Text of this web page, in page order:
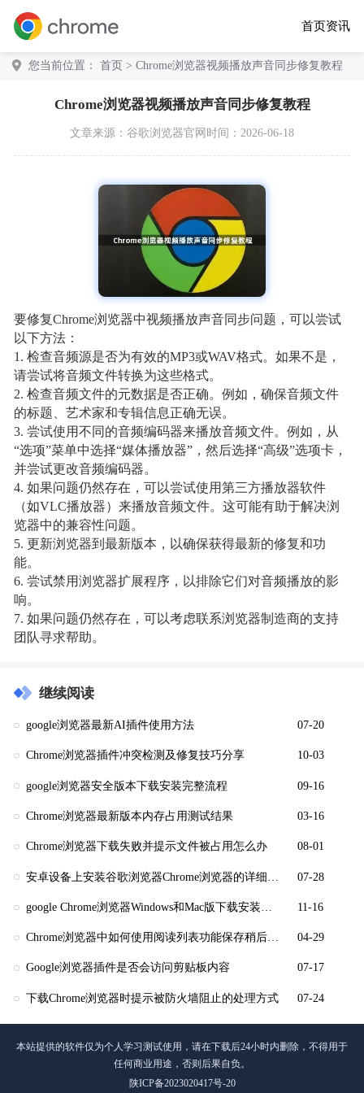
首页资讯
您当前位置： 首页 > Chrome浏览器视频播放声音同步修复教程
Chrome浏览器视频播放声音同步修复教程
文章来源： 谷歌浏览器官网 时间：2026-06-18
要修复Chrome浏览器中视频播放声音同步问题，可以尝试
以下方法：
1. 检查音频源是否为有效的MP3或WAV格式。如果不是，
请尝试将音频文件转换为这些格式。
2. 检查音频文件的元数据是否正确。例如，确保音频文件
的标题、艺术家和专辑信息正确无误。
3. 尝试使用不同的音频编码器来播放音频文件。例如，从
“选项”菜单中选择“媒体播放器”，然后选择“高级”选项卡，
并尝试更改音频编码器。
4. 如果问题仍然存在，可以尝试使用第三方播放器软件
（如VLC播放器）来播放音频文件。这可能有助于解决浏
览器中的兼容性问题。
5. 更新浏览器到最新版本，以确保获得最新的修复和功
能。
6. 尝试禁用浏览器扩展程序，以排除它们对音频播放的影
响。
7. 如果问题仍然存在，可以考虑联系浏览器制造商的支持
团队寻求帮助。
继续阅读
google浏览器最新AI插件使用方法 07-20
Chrome浏览器插件冲突检测及修复技巧分享 10-03
google浏览器安全版本下载安装完整流程 09-16
Chrome浏览器最新版本内存占用测试结果 03-16
Chrome浏览器下载失败并提示文件被占用怎么办 08-01
07-28
11-16
Chrome浏览器中如何使用阅读列表功能保存稍后阅读的文章 04-29
Google浏览器插件是否会访问剪贴板内容 07-17
下载Chrome浏览器时提示被防火墙阻止的处理方式 07-24
本站提供的软件仅为个人学习测试使用，请在下载后24小时内删除，不得用于
任何商业用途，否则后果自负。
陕ICP备2023020417号-20